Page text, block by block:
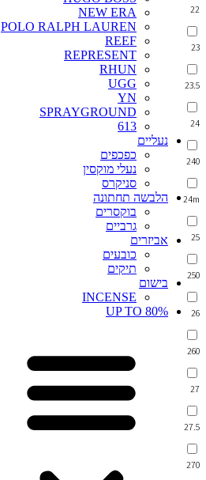
22
23
23.5
24
240
24m
25
250
26
260
27
27.5
270
NEW ERA
POLO RALPH LAUREN
REEF
REPRESENT
RHUN
UGG
YN
SPRAYGROUND
613
נעליים
כפכפים
נעלי מוקסין
סניקרס
הלבשה תחתונה
בוקסרים
גרביים
אביזרים
כובעים
תיקים
בישום
INCENSE
UP TO 80%